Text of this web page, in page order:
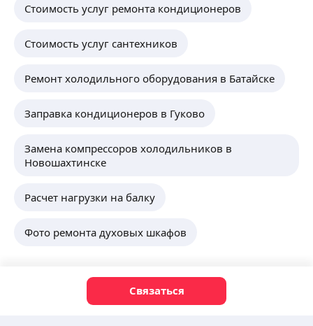
Стоимость услуг ремонта кондиционеров
Стоимость услуг сантехников
Ремонт холодильного оборудования в Батайске
Заправка кондиционеров в Гуково
Замена компрессоров холодильников в
Новошахтинске
Расчет нагрузки на балку
Фото ремонта духовых шкафов
Связаться